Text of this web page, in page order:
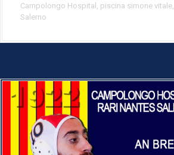
Campolongo Hospital , piscina simone vitale,
Salerno